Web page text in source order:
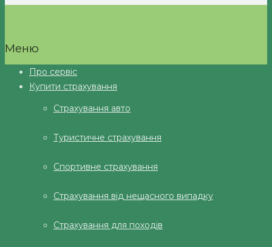
Меню
Про сервіс
Купити страхування
Страхування авто
Туристичне страхування
Спортивне страхування
Страхування від нещасного випадку
Страхування для походів